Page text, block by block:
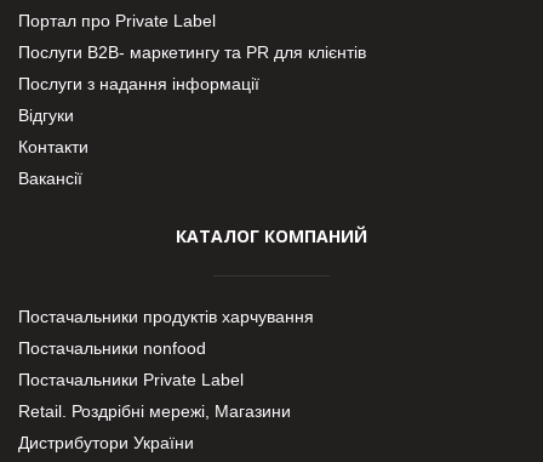
Портал про Private Label
Послуги В2В- маркетингу та PR для клієнтів
Послуги з надання інформації
Відгуки
Контакти
Вакансії
КАТАЛОГ КОМПАНИЙ
Постачальники продуктів харчування
Постачальники nonfood
Постачальники Private Label
Retail. Роздрібні мережі, Магазини
Дистрибутори України